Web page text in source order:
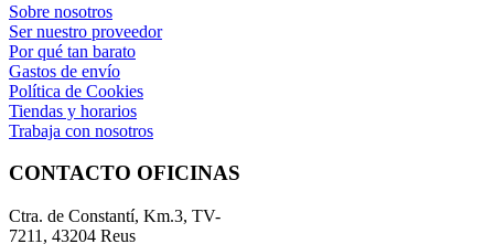
Sobre nosotros
Ser nuestro proveedor
Por qué tan barato
Gastos de envío
Política de Cookies
Tiendas y horarios
Trabaja con nosotros
CONTACTO OFICINAS
Ctra. de Constantí, Km.3, TV-
7211, 43204 Reus